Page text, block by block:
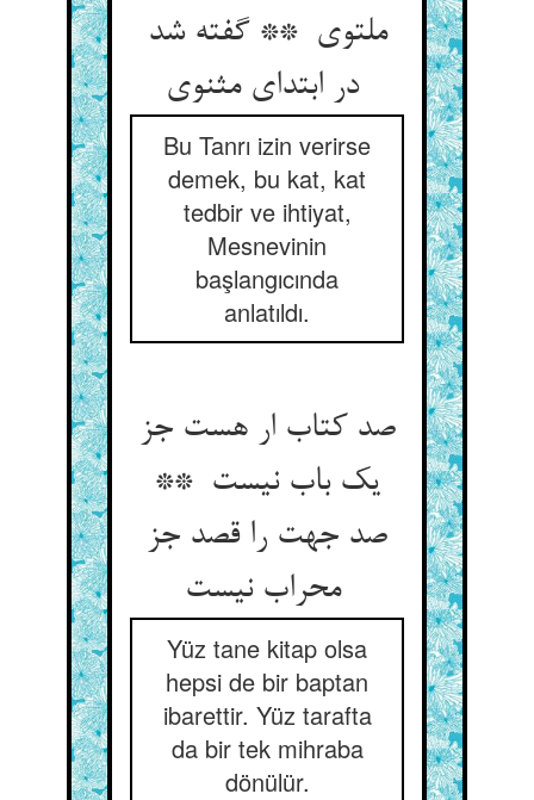
ملتوی ** گفته شد
در ابتدای مثنوی
Bu Tanrı izin verirse
demek, bu kat, kat
tedbir ve ihtiyat,
Mesnevinin
başlangıcında
anlatıldı.
صد کتاب ار هست جز
یک باب نیست **
صد جهت را قصد جز
محراب نیست
Yüz tane kitap olsa
hepsi de bir baptan
ibarettir. Yüz tarafta
da bir tek mihraba
dönülür.